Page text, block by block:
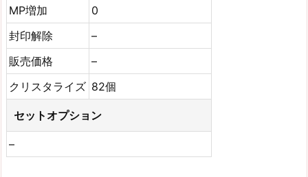
MP増加
0
封印解除
–
販売価格
–
クリスタライズ 82個
セットオプション
–